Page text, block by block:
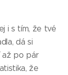
i s tím, že tvé
dá si
až po pár
že